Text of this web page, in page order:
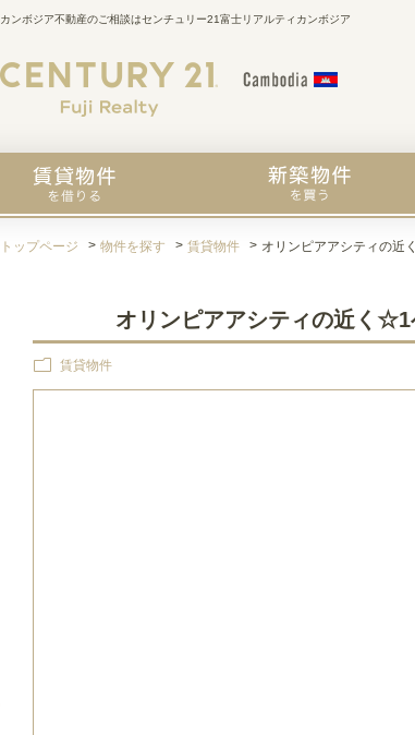
カンボジア不動産のご相談はセンチュリー21富士リアルティカンボジア
トップページ 物件を探す 賃貸物件 オリンピアアシティの近
オリンピアアシティの近く
賃貸物件